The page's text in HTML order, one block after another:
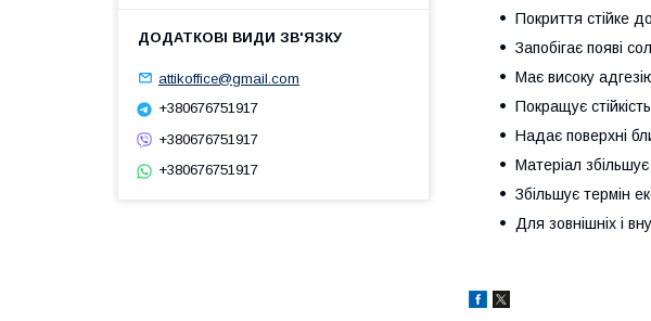
Покриття стійке
Запобігає появі
Має високу
Покращує
Надає поверхні
Матеріал збільшує
Збільшує термін
Для зовнішніх і
attikoffice@gmail.com
+380676751917
+380676751917
+380676751917